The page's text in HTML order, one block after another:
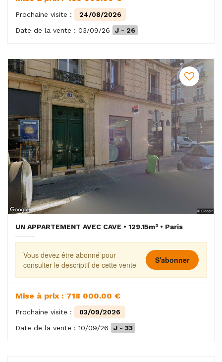
Prochaine visite :
24/08/2026
Date de la vente : 03/09/26
J - 26
UN APPARTEMENT AVEC CAVE • 129.15m² • Paris
Vous devez être abonné pour
consulter le descriptif de cette vente
S'abonner
Mise à prix : 718 000.00 €
Prochaine visite :
03/09/2026
Date de la vente : 10/09/26
J - 33